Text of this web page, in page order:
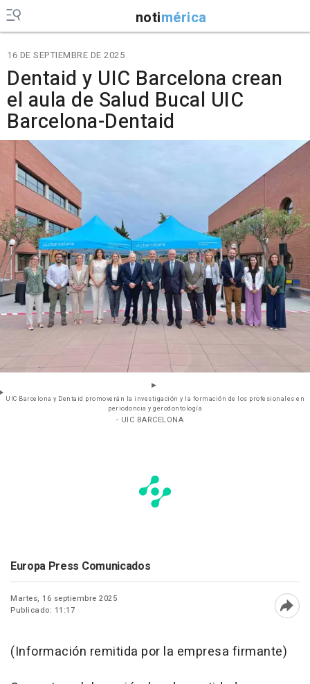
notimérica
16 DE SEPTIEMBRE DE 2025
Dentaid y UIC Barcelona crean
el aula de Salud Bucal UIC
Barcelona-Dentaid
UIC Barcelona y Dentaid promoverán la investigación y la formación de los profesionales en
periodoncia y gerodontología
- UIC BARCELONA
Europa Press Comunicados
Martes, 16 septiembre 2025
Publicado: 11:17
(Información remitida por la empresa firmante)